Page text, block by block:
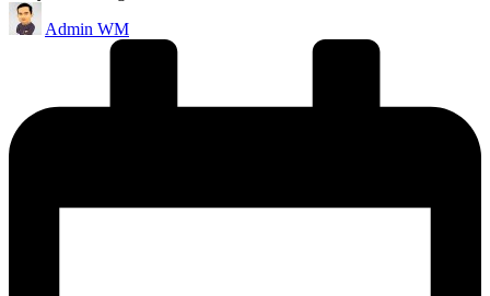
Posted
by
Admin WM